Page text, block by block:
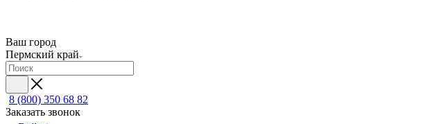
Ваш город
Пермский край
8 (800) 350 68 82
Заказать звонок